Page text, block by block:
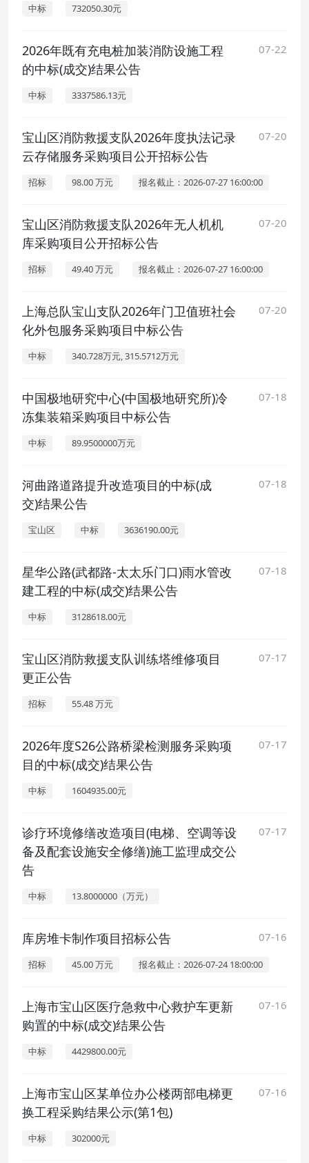
中标 732050.30元
2026年既有充电桩加装消防设施工程
的中标(成交)结果公告
07-22
中标 3337586.13元
宝山区消防救援支队2026年度执法记录
云存储服务采购项目公开招标公告
07-20
招标 98.00 万元 报名截止：2026-07-27 16:00:00
宝山区消防救援支队2026年无人机机
库采购项目公开招标公告
07-20
招标 49.40 万元 报名截止：2026-07-27 16:00:00
上海总队宝山支队2026年门卫值班社会
化外包服务采购项目中标公告
07-20
中标 340.728万元, 315.5712万元
中国极地研究中心(中国极地研究所)冷
冻集装箱采购项目中标公告
07-18
中标 89.9500000万元
河曲路道路提升改造项目的中标(成
交)结果公告
07-18
宝山区 中标 3636190.00元
星华公路(武都路-太太乐门口)雨水管改
建工程的中标(成交)结果公告
07-18
中标 3128618.00元
宝山区消防救援支队训练塔维修项目
更正公告
07-17
招标 55.48 万元
2026年度S26公路桥梁检测服务采购项
目的中标(成交)结果公告
07-17
中标 1604935.00元
诊疗环境修缮改造项目(电梯、空调等设
备及配套设施安全修缮)施工监理成交公
告
07-17
中标 13.8000000（万元）
库房堆卡制作项目招标公告 07-16
招标 45.00 万元 报名截止：2026-07-24 18:00:00
上海市宝山区医疗急救中心救护车更新
购置的中标(成交)结果公告
07-16
中标 4429800.00元
上海市宝山区某单位办公楼两部电梯更
换工程采购结果公示(第1包)
07-16
中标 302000元